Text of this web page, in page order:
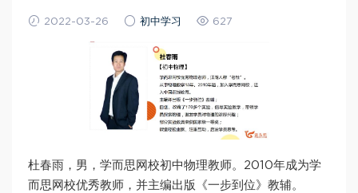
2022-03-26 初中学习 627
杜春雨，男，学而思网校初中物理教师。2010年成为学
而思网校优秀教师，并主编出版《一步到位》教辅。